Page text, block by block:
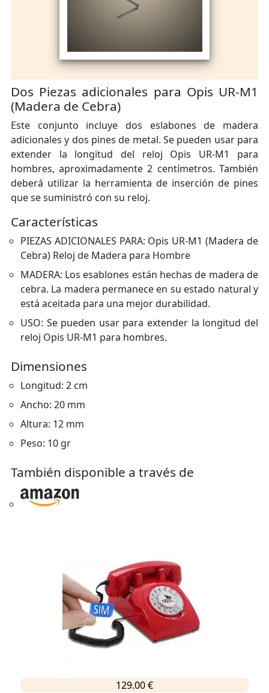
Dos Piezas adicionales para Opis UR-M1
(Madera de Cebra)
Este conjunto incluye dos eslabones de madera
adicionales y dos pines de metal. Se pueden usar para
extender la longitud del reloj Opis UR-M1 para
hombres, aproximadamente 2 centímetros. También
deberá utilizar la herramienta de inserción de pines
que se suministró con su reloj.
Características
PIEZAS ADICIONALES PARA: Opis UR-M1 (Madera de
Cebra) Reloj de Madera para Hombre
MADERA: Los esablones están hechas de madera de
cebra. La madera permanece en su estado natural y
está aceitada para una mejor durabilidad.
USO: Se pueden usar para extender la longitud del
reloj Opis UR-M1 para hombres.
Dimensiones
Longitud: 2 cm
Ancho: 20 mm
Altura: 12 mm
Peso: 10 gr
También disponible a través de
129.00 €